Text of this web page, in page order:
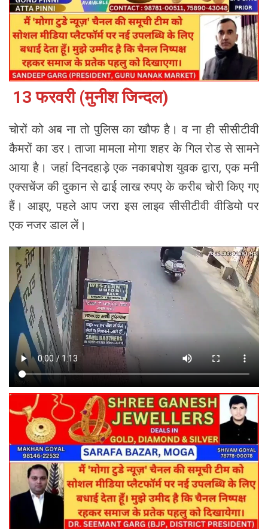
13 फरवरी (मुनीश जिन्दल)
चोरों को अब ना तो पुलिस का खौफ है। व ना ही सीसीटीवी
कैमरों का डर। ताजा मामला मोगा शहर के गिल रोड से सामने
आया है। जहां दिनदहाड़े एक नकाबपोश युवक द्वारा, एक मनी
एक्सचेंज की दुकान से ढाई लाख रुपए के करीब चोरी किए गए
हैं। आइए, पहले आप जरा इस लाइव सीसीटीवी वीडियो पर
एक नजर डाल लें।